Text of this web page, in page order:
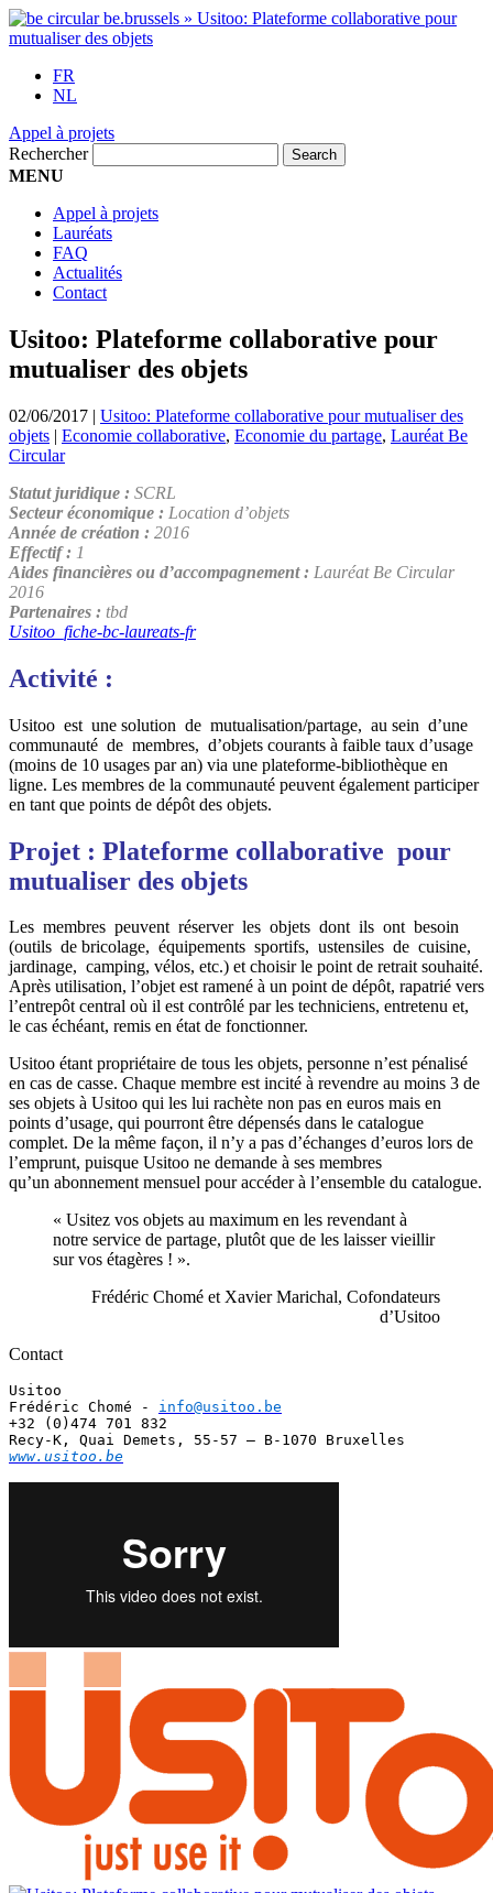
FR
NL
Appel à projets
Rechercher
MENU
Appel à projets
Lauréats
FAQ
Actualités
Contact
Usitoo: Plateforme collaborative pour
mutualiser des objets
02/06/2017 | Usitoo: Plateforme collaborative pour mutualiser des
objets | Economie collaborative, Economie du partage, Lauréat Be
Circular
Statut juridique : SCRL
Secteur économique : Location d’objets
Année de création : 2016
Effectif : 1
Aides financières ou d’accompagnement : Lauréat Be Circular
2016
Partenaires : tbd
Usitoo_fiche-bc-laureats-fr
Activité :
Usitoo est une solution de mutualisation/partage, au sein d’une
communauté de membres, d’objets courants à faible taux d’usage
(moins de 10 usages par an) via une plateforme-bibliothèque en
ligne. Les membres de la communauté peuvent également participer
en tant que points de dépôt des objets.
Projet : Plateforme collaborative pour
mutualiser des objets
Les membres peuvent réserver les objets dont ils ont besoin
(outils de bricolage, équipements sportifs, ustensiles de cuisine,
jardinage, camping, vélos, etc.) et choisir le point de retrait souhaité.
Après utilisation, l’objet est ramené à un point de dépôt, rapatrié vers
l’entrepôt central où il est contrôlé par les techniciens, entretenu et,
le cas échéant, remis en état de fonctionner.
Usitoo étant propriétaire de tous les objets, personne n’est pénalisé
en cas de casse. Chaque membre est incité à revendre au moins 3 de
ses objets à Usitoo qui les lui rachète non pas en euros mais en
points d’usage, qui pourront être dépensés dans le catalogue
complet. De la même façon, il n’y a pas d’échanges d’euros lors de
l’emprunt, puisque Usitoo ne demande à ses membres
qu’un abonnement mensuel pour accéder à l’ensemble du catalogue.
« Usitez vos objets au maximum en les revendant à
notre service de partage, plutôt que de les laisser vieillir
sur vos étagères ! ».
Frédéric Chomé et Xavier Marichal, Cofondateurs
d’Usitoo
Contact
Usitoo
Frédéric Chomé - info@usitoo.be
+32 (0)474 701 832
www.usitoo.be